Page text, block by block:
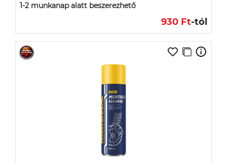
1-2 munkanap alatt beszerezhető
930 Ft-tól